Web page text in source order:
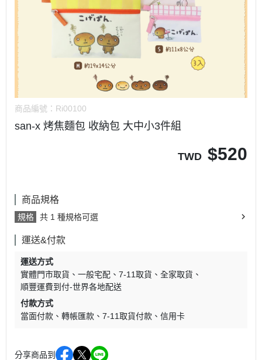
商品編號： Ri00100
san-x 烤焦麵包 收納包 大中小3件組
TWD $520
商品規格
規格 共 1 種規格可選
運送&付款
運送方式
實體門市取貨
一般宅配 7-11取貨
全家取貨
順豐運費到付-世界各地配送
付款方式
當面付款
轉帳匯款 7-11取貨付款 信用卡
分享商品到